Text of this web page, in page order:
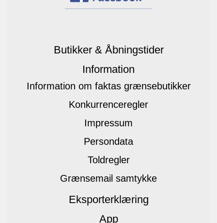
Butikker & Åbningstider
Information
Information om faktas grænsebutikker
Konkurrenceregler
Impressum
Persondata
Toldregler
Grænsemail samtykke
Eksporterklæring
App